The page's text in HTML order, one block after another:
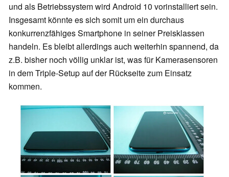
und als Betriebssystem wird Android 10 vorinstalliert sein.
Insgesamt könnte es sich somit um ein durchaus
konkurrenzfähiges Smartphone in seiner Preisklassen
handeln. Es bleibt allerdings auch weiterhin spannend, da
z.B. bisher noch völlig unklar ist, was für Kamerasensoren
in dem Triple-Setup auf der Rückseite zum Einsatz
kommen.